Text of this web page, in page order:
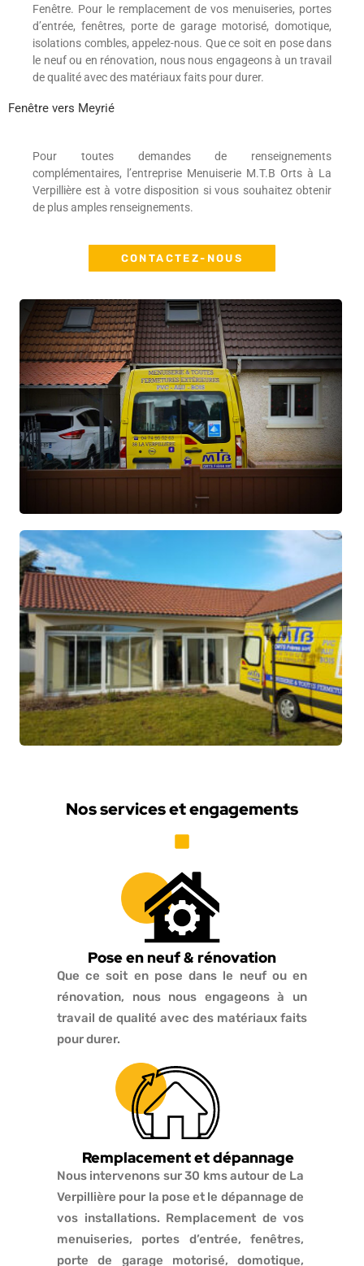
Fenêtre. Pour le remplacement de vos menuiseries, portes
d’entrée, fenêtres, porte de garage motorisé, domotique,
isolations combles, appelez-nous. Que ce soit en pose dans
le neuf ou en rénovation, nous nous engageons à un travail
de qualité avec des matériaux faits pour durer.
Fenêtre vers Meyrié
Pour toutes demandes de renseignements
complémentaires, l’entreprise Menuiserie M.T.B Orts à La
Verpillière est à votre disposition si vous souhaitez obtenir
de plus amples renseignements.
CONTACTEZ-NOUS
Nos services et engagements
Pose en neuf & rénovation
Que ce soit en pose dans le neuf ou en
rénovation, nous nous engageons à un
travail de qualité avec des matériaux faits
pour durer.
Remplacement et dépannage
Nous intervenons sur 30 kms autour de La
Verpillière pour la pose et le dépannage de
vos installations. Remplacement de vos
menuiseries, portes d’entrée, fenêtres,
porte de garage motorisé, domotique,